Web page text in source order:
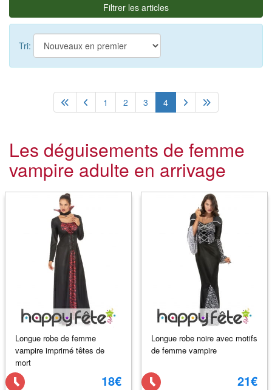
Filtrer les articles
Tri:
1 2 3 4
Les déguisements de femme
vampire adulte en arrivage
Longue robe de femme
vampire imprimé têtes de
mort
18€
Longue robe noire avec motifs
de femme vampire
21€